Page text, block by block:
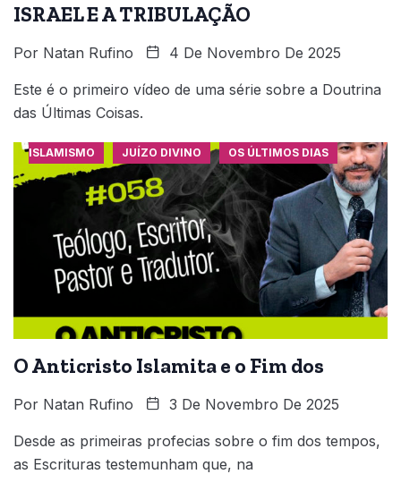
ISRAEL E A TRIBULAÇÃO
Por Natan Rufino 4 De Novembro De 2025
Este é o primeiro vídeo de uma série sobre a Doutrina
das Últimas Coisas.
ISLAMISMO JUÍZO DIVINO OS ÚLTIMOS DIAS
O Anticristo Islamita e o Fim dos
Por Natan Rufino 3 De Novembro De 2025
Desde as primeiras profecias sobre o fim dos tempos,
as Escrituras testemunham que, na